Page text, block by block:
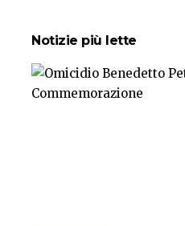
Notizie più lette